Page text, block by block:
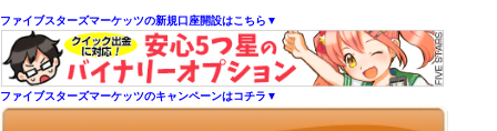
ファイブスターズマーケッツの新規口座開設はこちら▼
ファイブスターズマーケッツのキャンペーンはコチラ▼